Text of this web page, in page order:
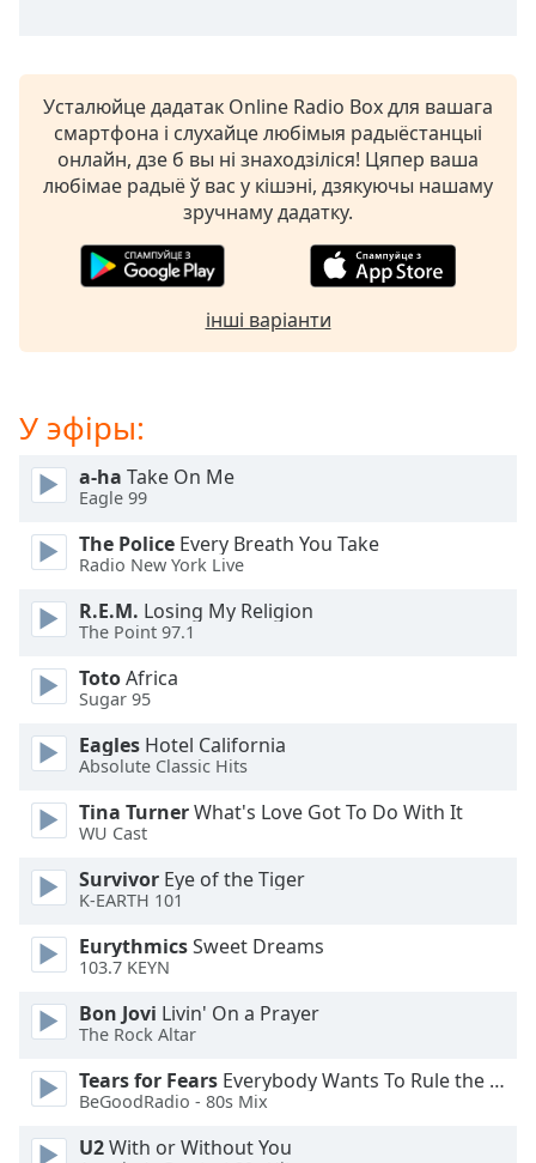
Subtitles
subtitles
settings,
opens
dialog
subtitles
in-
Picture
This
modal
window.
Beginning
dialog
window.
Escape
close
window.
Color
Opacity
Усталюйце дадатак Online Radio Box для вашага
смартфона і слухайце любімыя радыёстанцыі
онлайн, дзе б вы ні знаходзіліся! Цяпер ваша
любімае радыё ў вас у кішэні, дзякуючы нашаму
зручнаму дадатку.
інші варіанти
У эфіры:
a-ha Take On Me
Eagle 99
The Police Every Breath You Take
Radio New York Live
R.E.M. Losing My Religion
The Point 97.1
TotoAfrica
Sugar 95
Eagles Hotel California
Absolute Classic Hits
Tina TurnerWhat's Love Got To Do With It
WU Cast
Survivor Eye of the Tiger
K-EARTH 101
EurythmicsSweet Dreams
103.7 KEYN
Bon Jovi Livin' On a Prayer
The Rock Altar
Tears for Fears Everybody Wants To Rule the World
BeGoodRadio - 80s Mix
U2With or Without You